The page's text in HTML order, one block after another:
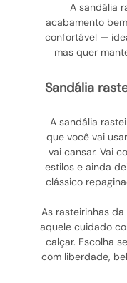
A sandália
acabamento
confortável —
mas quer
sandália rasteira feminina: peça-chave
A sandália
que você vai
vai cansar. Vai
estilos e ainda
clássico
As rasteirinhas
aquele cuidado
calçar. Escolha
com liberdade,